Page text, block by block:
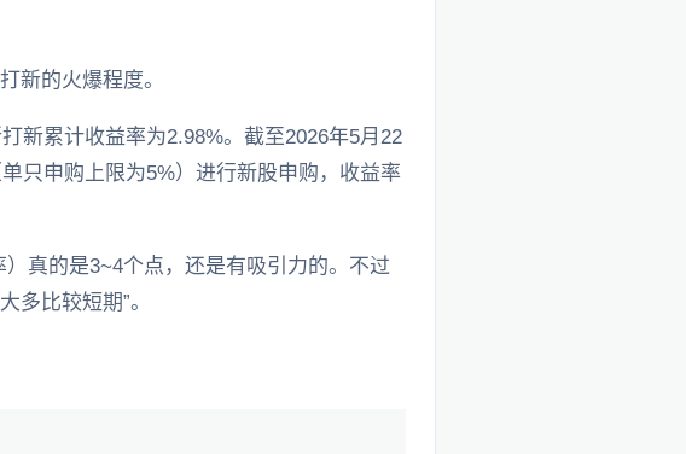
新的火爆程度。
新累计收益率为2.98%。截至2026年5月22
只申购上限为5%）进行新股申购，收益率
真的是3~4个点，还是有吸引力的。不过
多比较短期”。